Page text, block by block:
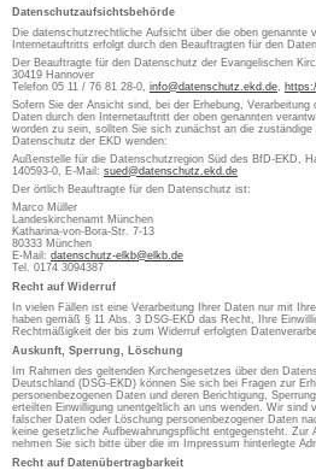
Datenschutzaufsichtsbehörde
Die datenschutzrechtliche Aufsicht über die oben genannte
Internetauftritts erfolgt durch den Beauftragten für den
Der Beauftragte für den Datenschutz der Evangelischen
30419 Hannover
Telefon 05 11 / 76 81 28-0, info@datenschutz.ekd.de,
Sofern Sie der Ansicht sind, bei der Erhebung, Verarbeitung
Daten durch den Internetauftritt der oben genannten
worden zu sein, sollten Sie sich zunächst an die
Datenschutz der EKD wenden:
Außenstelle für die Datenschutzregion Süd des BfD-EKD,
140593-0, E-Mail: sued@datenschutz.ekd.de
Der örtlich Beauftragte für den Datenschutz ist:
Marco Müller
Landeskirchenamt München
Katharina-von-Bora-Str. 7-13
80333 München
E-Mail: datenschutz-elkb@elkb.de
Tel. 0174 3094387
Recht auf Widerruf
In vielen Fällen ist eine Verarbeitung Ihrer Daten nur mit
haben gemäß § 11 Abs. 3 DSG-EKD das Recht, Ihre
Rechtmäßigkeit der bis zum Widerruf erfolgten
Auskunft, Sperrung, Löschung
Im Rahmen des geltenden Kirchengesetzes über den
Deutschland (DSG-EKD) können Sie sich bei Fragen zur
personenbezogenen Daten und deren Berichtigung,
erteilten Einwilligung unentgeltlich an uns wenden. Wir
falscher Daten oder Löschung personenbezogener Daten
keine gesetzliche Aufbewahrungspflicht entgegensteht.
nehmen Sie sich bitte über die im Impressum hinterlegte
Recht auf Datenübertragbarkeit